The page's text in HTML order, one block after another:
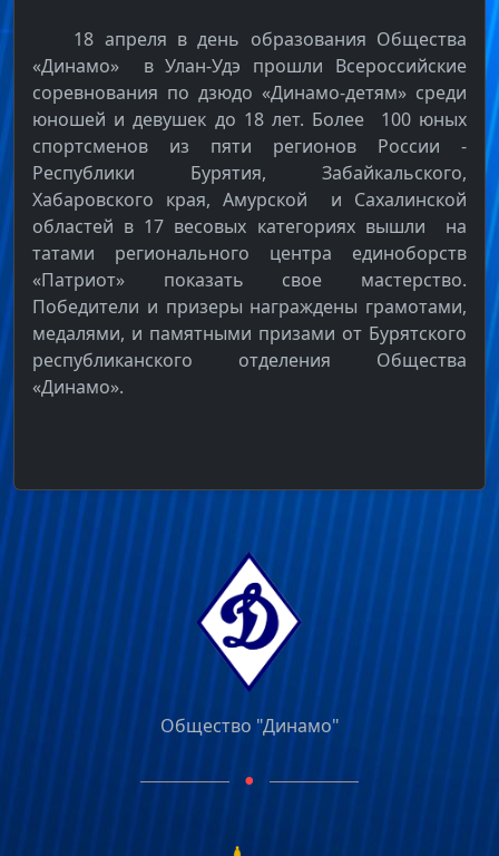
18 апреля в день образования Общества
«Динамо» в Улан-Удэ прошли Всероссийские
соревнования по дзюдо «Динамо-детям» среди
юношей и девушек до 18 лет. Более 100 юных
спортсменов из пяти регионов России -
Республики Бурятия, Забайкальского,
Хабаровского края, Амурской и Сахалинской
областей в 17 весовых категориях вышли на
татами регионального центра единоборств
«Патриот» показать свое мастерство.
Победители и призеры награждены грамотами,
медалями, и памятными призами от Бурятского
республиканского отделения Общества
«Динамо».
Общество "Динамо"